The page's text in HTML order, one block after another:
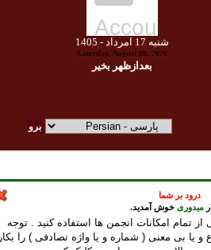
درود بر شما
میدوریخوش آمدید.
تمام امکانات انجمن ها استفاده کنید . توجه
یا بی معنی ( شماره و یا واژه تصادفی ) را بکار
شنبه امرداد - 1405
Saturday, August 08, 2026
بعدازظهر بخير